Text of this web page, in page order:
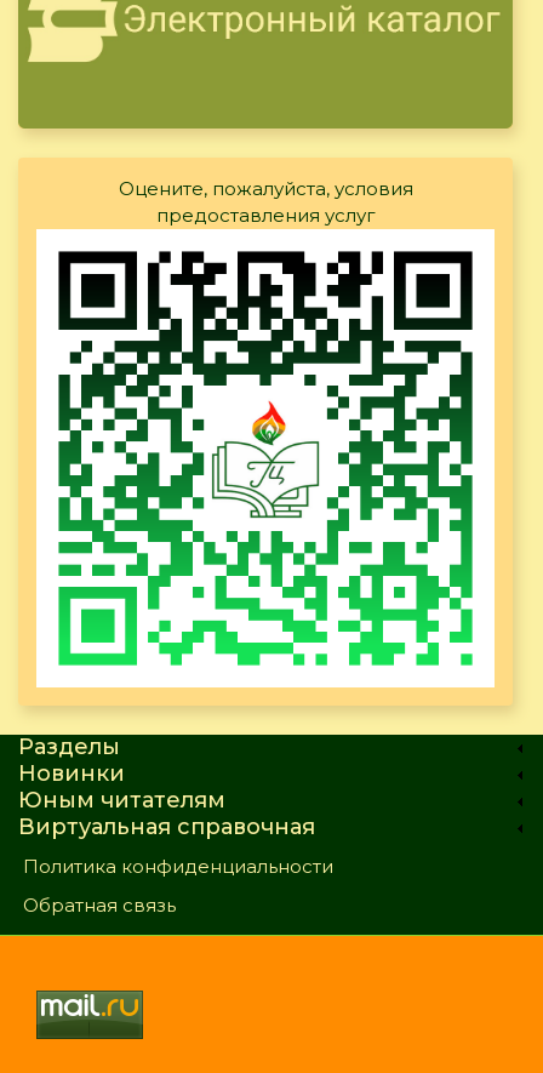
Оцените, пожалуйста, условия
предоставления услуг
Разделы
Новинки
Юным читателям
Виртуальная справочная
Политика конфиденциальности
Обратная связь